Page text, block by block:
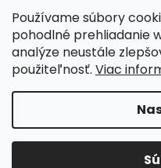
Používame súbory
pohodlné prehliadanie
analýze neustále
použiteľnosť. Viac
Obľúbené
Copyright 2026
vyhradené.